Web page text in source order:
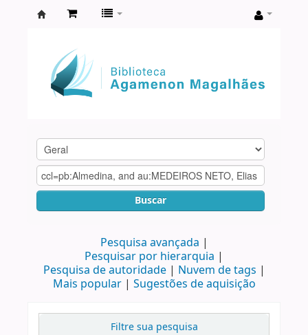
Agamenon
Magalhães
Buscar
Pesquisa avançada
Pesquisar por hierarquia
Pesquisa de autoridade
Nuvem de tags
Mais popular
Sugestões de aquisição
Filtre sua pesquisa